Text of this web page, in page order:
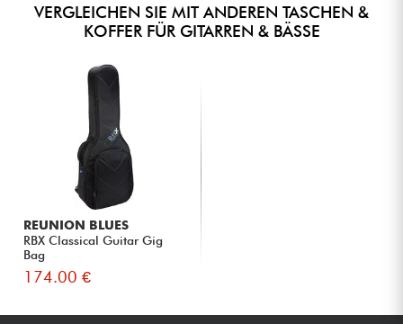
VERGLEICHEN SIE MIT ANDEREN TASCHEN &
KOFFER FÜR GITARREN & BÄSSE
REUNION BLUES
RBX Classical Guitar Gig
Bag
174.00 €